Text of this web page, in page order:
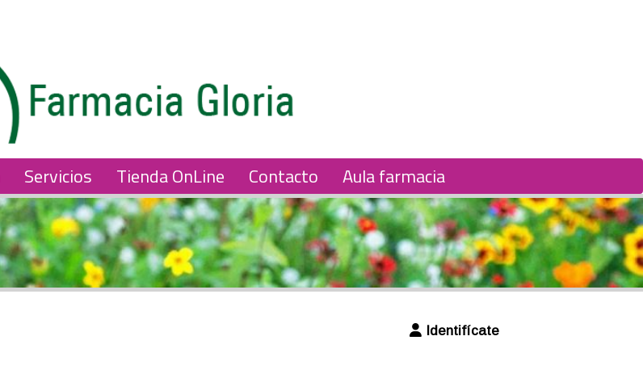
Servicios Tienda OnLine Contacto Aula farmacia
Identifícate